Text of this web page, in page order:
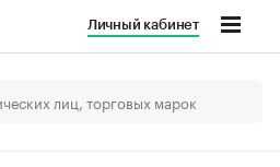
Личный кабинет